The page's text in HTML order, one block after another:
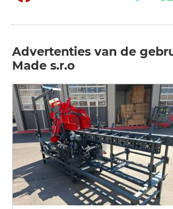
Advertenties van de
Made s.r.o